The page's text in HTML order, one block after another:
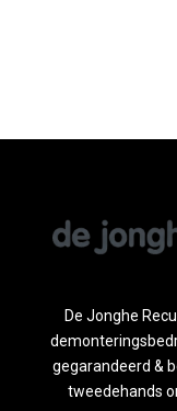
De Jonghe
gegarandeerd &
tweedehands